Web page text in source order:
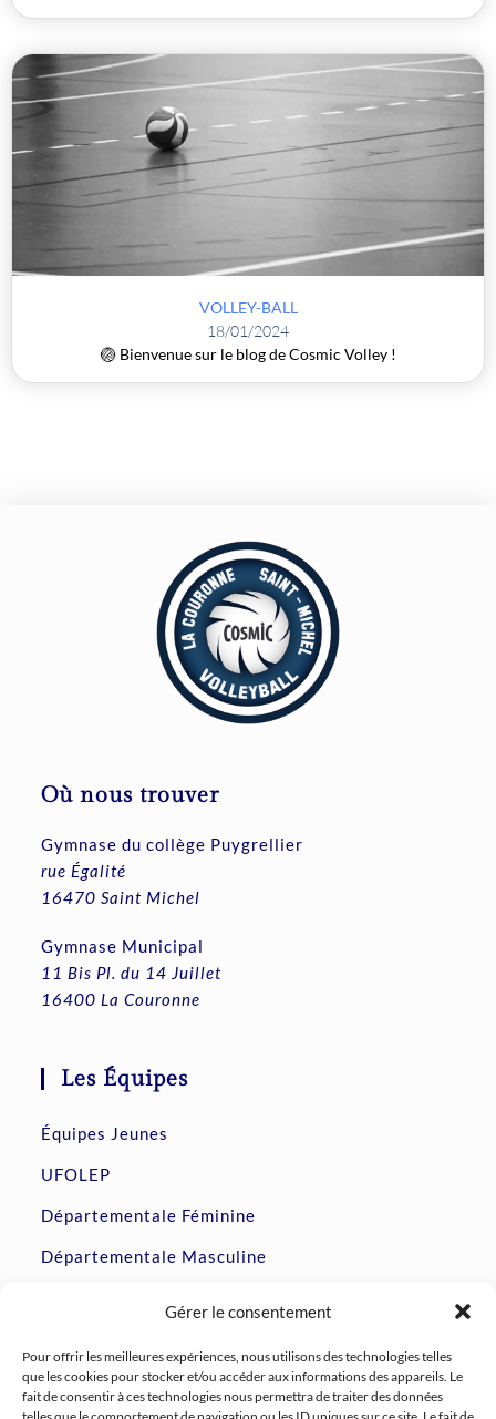
Gérer le consentement
Pour offrir les meilleures expériences, nous utilisons des technologies telles
que les cookies pour stocker et/ou accéder aux informations des appareils. Le
fait de consentir à ces technologies nous permettra de traiter des données
VOLLEY-BALL
18/01/2024
🏐 Bienvenue sur le blog de Cosmic Volley !
Où nous trouver
Gymnase du collège Puygrellier
rue Égalité
16470 Saint Michel
Gymnase Municipal
11 Bis Pl. du 14 Juillet
16400 La Couronne
Les Équipes
Équipes Jeunes
UFOLEP
Départementale Féminine
Départementale Masculine
Le Club